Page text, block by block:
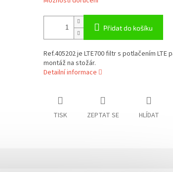
Přidat do košíku
Ref.405202 je LTE700 filtr s potlačením LTE
montáž na stožár.
Detailní informace
TISK ZEPTAT SE HLÍDAT